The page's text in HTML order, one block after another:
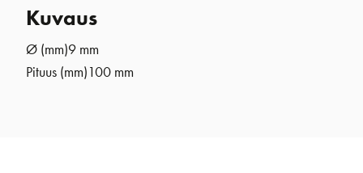
Kuvaus
Ø (mm)9 mm
Pituus (mm)100 mm